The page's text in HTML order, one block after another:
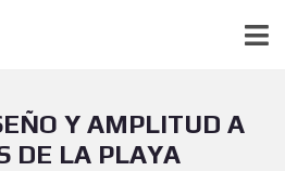
Y AMPLITUD A
DE LA PLAYA